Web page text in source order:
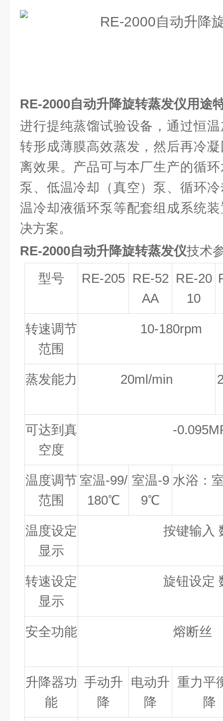
RE-2000自动升降旋转蒸发仪用途
进行提纯蒸馏试验设备，通过恒
转形成薄膜高效蒸发，然后再冷
离效果。产品可与本厂生产的循
泵、低温冷却（真空）泵、循环
温冷却液循环泵等配套组成系统
决方案。
RE-2000自动升降旋转蒸发仪技术
型号
RE-205 RE-52
AA
RE-20
10
转速调节
范围
10-180rpm
蒸发能力 20ml/min
可达到真
空度
-
温度调节
范围
室温-99/
180℃
室温-9
9℃
水浴：
温度设定
显示
按键输入
转速设定
显示
旋钮设定
安全功能 熔断丝
升降器功
能
手动升
降
电动升
降
重力平
降